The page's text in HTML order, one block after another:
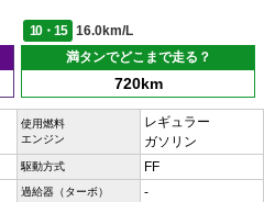
10・15
16.0km/L
満タンでどこまで走る？
720km
使用燃料
エンジン
レギュラー
ガソリン
駆動方式 FF
過給器（ターボ） -